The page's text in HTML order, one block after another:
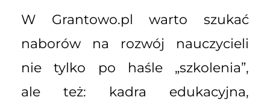
W Grantowo.pl warto szukać
naborów na rozwój nauczycieli
nie tylko po haśle „szkolenia”,
ale też: kadra edukacyjna,